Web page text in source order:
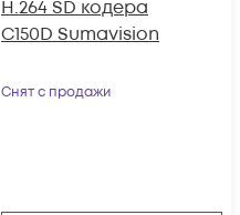
H.264 SD кодера
C150D Sumavision
Снят с продажи